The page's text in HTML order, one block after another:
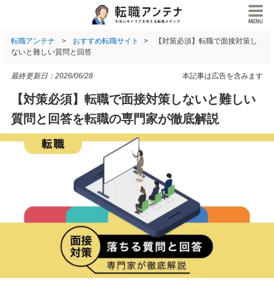
転職アンテナ おすすめ転職サイト
【対策必須】転職で面接対策し
ないと難しい質問と回答
本記事は広告を含みます
最終更新日： 2026/06/28
【対策必須】転職で面接対策しないと難しい
質問と回答を転職の専門家が徹底解説